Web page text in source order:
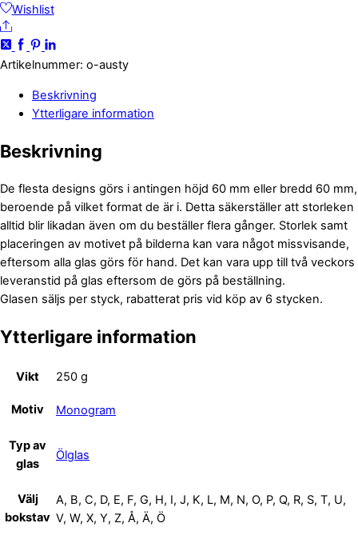
-
mängd
Wishlist
Share
Artikelnummer: o-austy
Beskrivning
Ytterligare information
Beskrivning
De flesta designs görs i antingen höjd 60 mm eller bredd 60 mm,
beroende på vilket format de är i. Detta säkerställer att storleken
alltid blir likadan även om du beställer flera gånger. Storlek samt
placeringen av motivet på bilderna kan vara något missvisande,
eftersom alla glas görs för hand. Det kan vara upp till två veckors
leveranstid på glas eftersom de görs på beställning.
Glasen säljs per styck, rabatterat pris vid köp av 6 stycken.
Ytterligare information
Vikt 250 g
Motiv Monogram
Typ av
glas
Ölglas
Välj
bokstav
A, B, C, D, E, F, G, H, I, J, K, L, M, N, O, P, Q, R, S, T, U,
V, W, X, Y, Z, Å, Ä, Ö